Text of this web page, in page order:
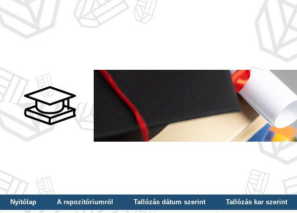
Nyitólap A repozitóriumról Tallózás dátum szerint Tallózás kar szerint